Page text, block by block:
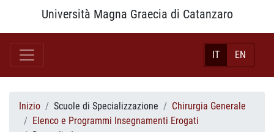
Università Magna Graecia di Catanzaro
IT EN
Inizio Scuole di Specializzazione
Chirurgia Generale
Elenco e Programmi Insegnamenti Erogati